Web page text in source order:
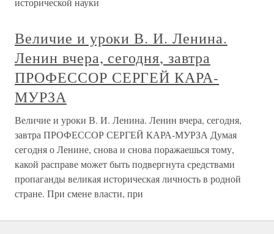
Величие и уроки В. И. Ленина.
Ленин вчера, сегодня, завтра
ПРОФЕССОР СЕРГЕЙ КАРА-
МУРЗА
Величие и уроки В. И. Ленина. Ленин вчера, сегодня,
завтра ПРОФЕССОР СЕРГЕЙ КАРА-МУРЗА Думая
сегодня о Ленине, снова и снова поражаешься тому,
какой расправе может быть подвергнута средствами
пропаганды великая историческая личность в родной
стране. При смене власти, при